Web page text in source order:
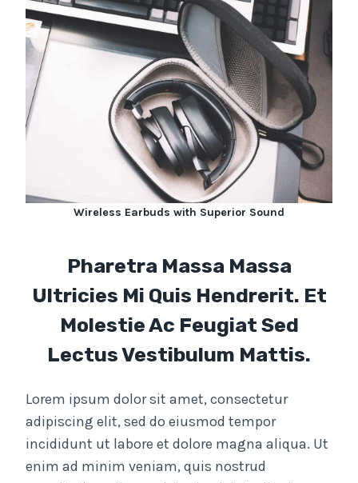
Wireless Earbuds with Superior Sound
Pharetra Massa Massa
Ultricies Mi Quis Hendrerit. Et
Molestie Ac Feugiat Sed
Lectus Vestibulum Mattis.
Lorem ipsum dolor sit amet, consectetur
adipiscing elit, sed do eiusmod tempor
incididunt ut labore et dolore magna aliqua. Ut
enim ad minim veniam, quis nostrud